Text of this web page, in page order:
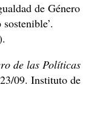
de Género
de las Políticas
09. Instituto de